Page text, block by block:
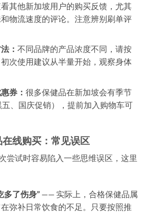
其他新加坡用户的购买反馈，尤其
物流速度的评论。注意辨别刷单评
： 不同品牌的产品浓度不同，请按
次使用建议从半量开始，观察身体
券： 很多保健品在新加坡会有季节
、国庆促销），提前加入购物车可
线购买：常见误区
尝试时容易陷入一些思维误区，这里
多了伤身”—— 实际上，合格保健品属
弥补日常饮食的不足。只要按照推